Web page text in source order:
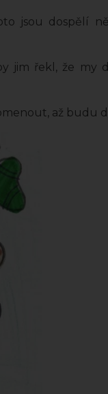
jsou dospělí
jim řekl, že my
až budu